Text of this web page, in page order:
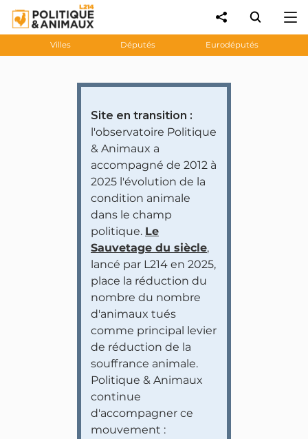
Villes Députés Eurodéputés
Site en transition :
l'observatoire Politique
& Animaux a
accompagné de 2012 à
2025 l'évolution de la
condition animale
dans le champ
politique. Le
Sauvetage du siècle,
lancé par L214 en 2025,
place la réduction du
nombre du nombre
d'animaux tués
comme principal levier
de réduction de la
souffrance animale.
Politique & Animaux
continue
d'accompagner ce
mouvement :